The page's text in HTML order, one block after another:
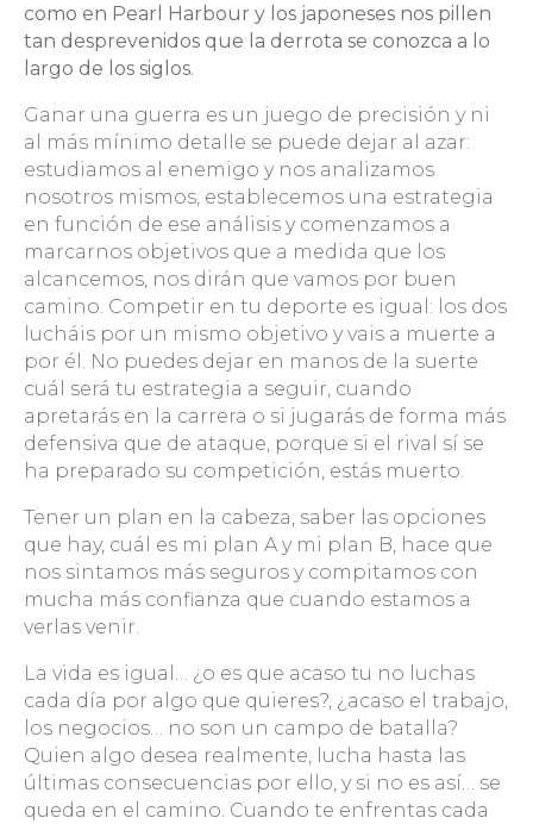
como en Pearl Harbour y los japoneses nos pillen
tan desprevenidos que la derrota se conozca a lo
largo de los siglos.
Ganar una guerra es un juego de precisión y ni
al más mínimo detalle se puede dejar al azar:
estudiamos al enemigo y nos analizamos
nosotros mismos, establecemos una estrategia
en función de ese análisis y comenzamos a
marcarnos objetivos que a medida que los
alcancemos, nos dirán que vamos por buen
camino. Competir en tu deporte es igual: los dos
lucháis por un mismo objetivo y vais a muerte a
por él. No puedes dejar en manos de la suerte
cuál será tu estrategia a seguir, cuando
apretarás en la carrera o si jugarás de forma más
defensiva que de ataque, porque si el rival sí se
ha preparado su competición, estás muerto.
Tener un plan en la cabeza, saber las opciones
que hay, cuál es mi plan A y mi plan B, hace que
nos sintamos más seguros y compitamos con
mucha más confianza que cuando estamos a
verlas venir.
La vida es igual… ¿o es que acaso tu no luchas
cada día por algo que quieres?, ¿acaso el trabajo,
los negocios… no son un campo de batalla?
Quien algo desea realmente, lucha hasta las
últimas consecuencias por ello, y si no es así… se
queda en el camino. Cuando te enfrentas cada